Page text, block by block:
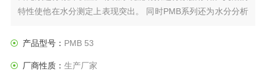
特性使他在水分测定上表现突出。 同时PMB系列还为水分分析
至存储器，而这一过程无须使用任何其他软件。为用户的数据
产品型号： PMB 53
厂商性质： 生产厂家